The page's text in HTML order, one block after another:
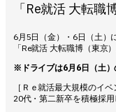
「Re就活 大転職
6月5日（金）・6日（土）
「Re就活 大転職博（東京
※ドライブは6月6日（土）
［Ｒｅ就活最大規模のイベ
20代・第二新卒を積極採